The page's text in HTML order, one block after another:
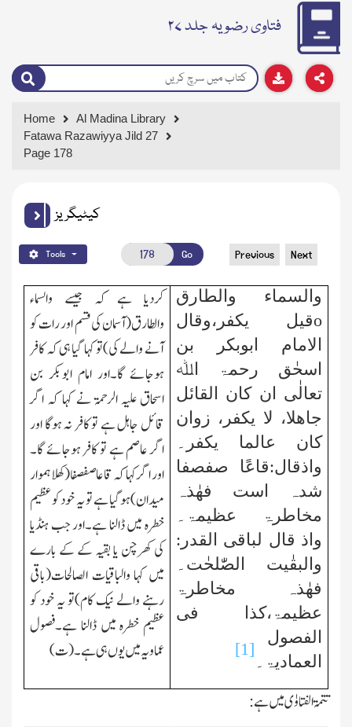
فتاوی رضویہ جلد ۲۷
Home
Al Madina Library
Fatawa Razawiyya Jild 27
Page 178
کیٹیگریز
Tools Go Previous Next
والسماء والطارق
oقیل یکفر،وقال
الامام ابوبکر بن
اسحٰق رحمۃ اﷲ
تعالٰی ان کان القائل
جاھلا، لا یکفر، زوان
کان عالما یکفر۔
واذقال:قاعًا صفصفا
شدہ است فھٰذہ
مخاطرۃ عظیمۃ۔
واذ قال لباقی القدر:
والبقٰیت الصّٰلحٰت۔
فھٰذہ مخاطرۃ
عظیمۃ،کذا فی
الفصول
العمادیۃ۔
[1]
کردیا ہے کہ جیسے والسماء
والطارق(آسمان کی قسم اور رات کو
آنے والے کی)تو کہا گیا ہی کہ کافر
ہوجائے گا۔اور امام ابوبکر بن
اسحاق علیہ الرحمۃ نے کہا کہ اگر
قائل جاہل ہے تو کافر نہ ہوگا اور
اگر عاصم ہے تو کافر ہوجائے گا۔
اور اگر کہا کہ قاعا صفصفا(کھلا ہموار
میدان)ہوگیا ہے تو یہ خود کو عظیم
خطرہ میں ڈالنا ہے۔اور جب ہنڈیا
کی کھرچن یا بقیہ کے کے بارے
میں کہا والباقیات الصالحات(باقی
رہنے والے نیك کام)تو یہ خود کو
عظیم خطرہ میں ڈالنا ہے۔فصول
عماویہ میں یوں ہی ہے۔(ت)
تتمۃ الفتاوٰی میں ہے: